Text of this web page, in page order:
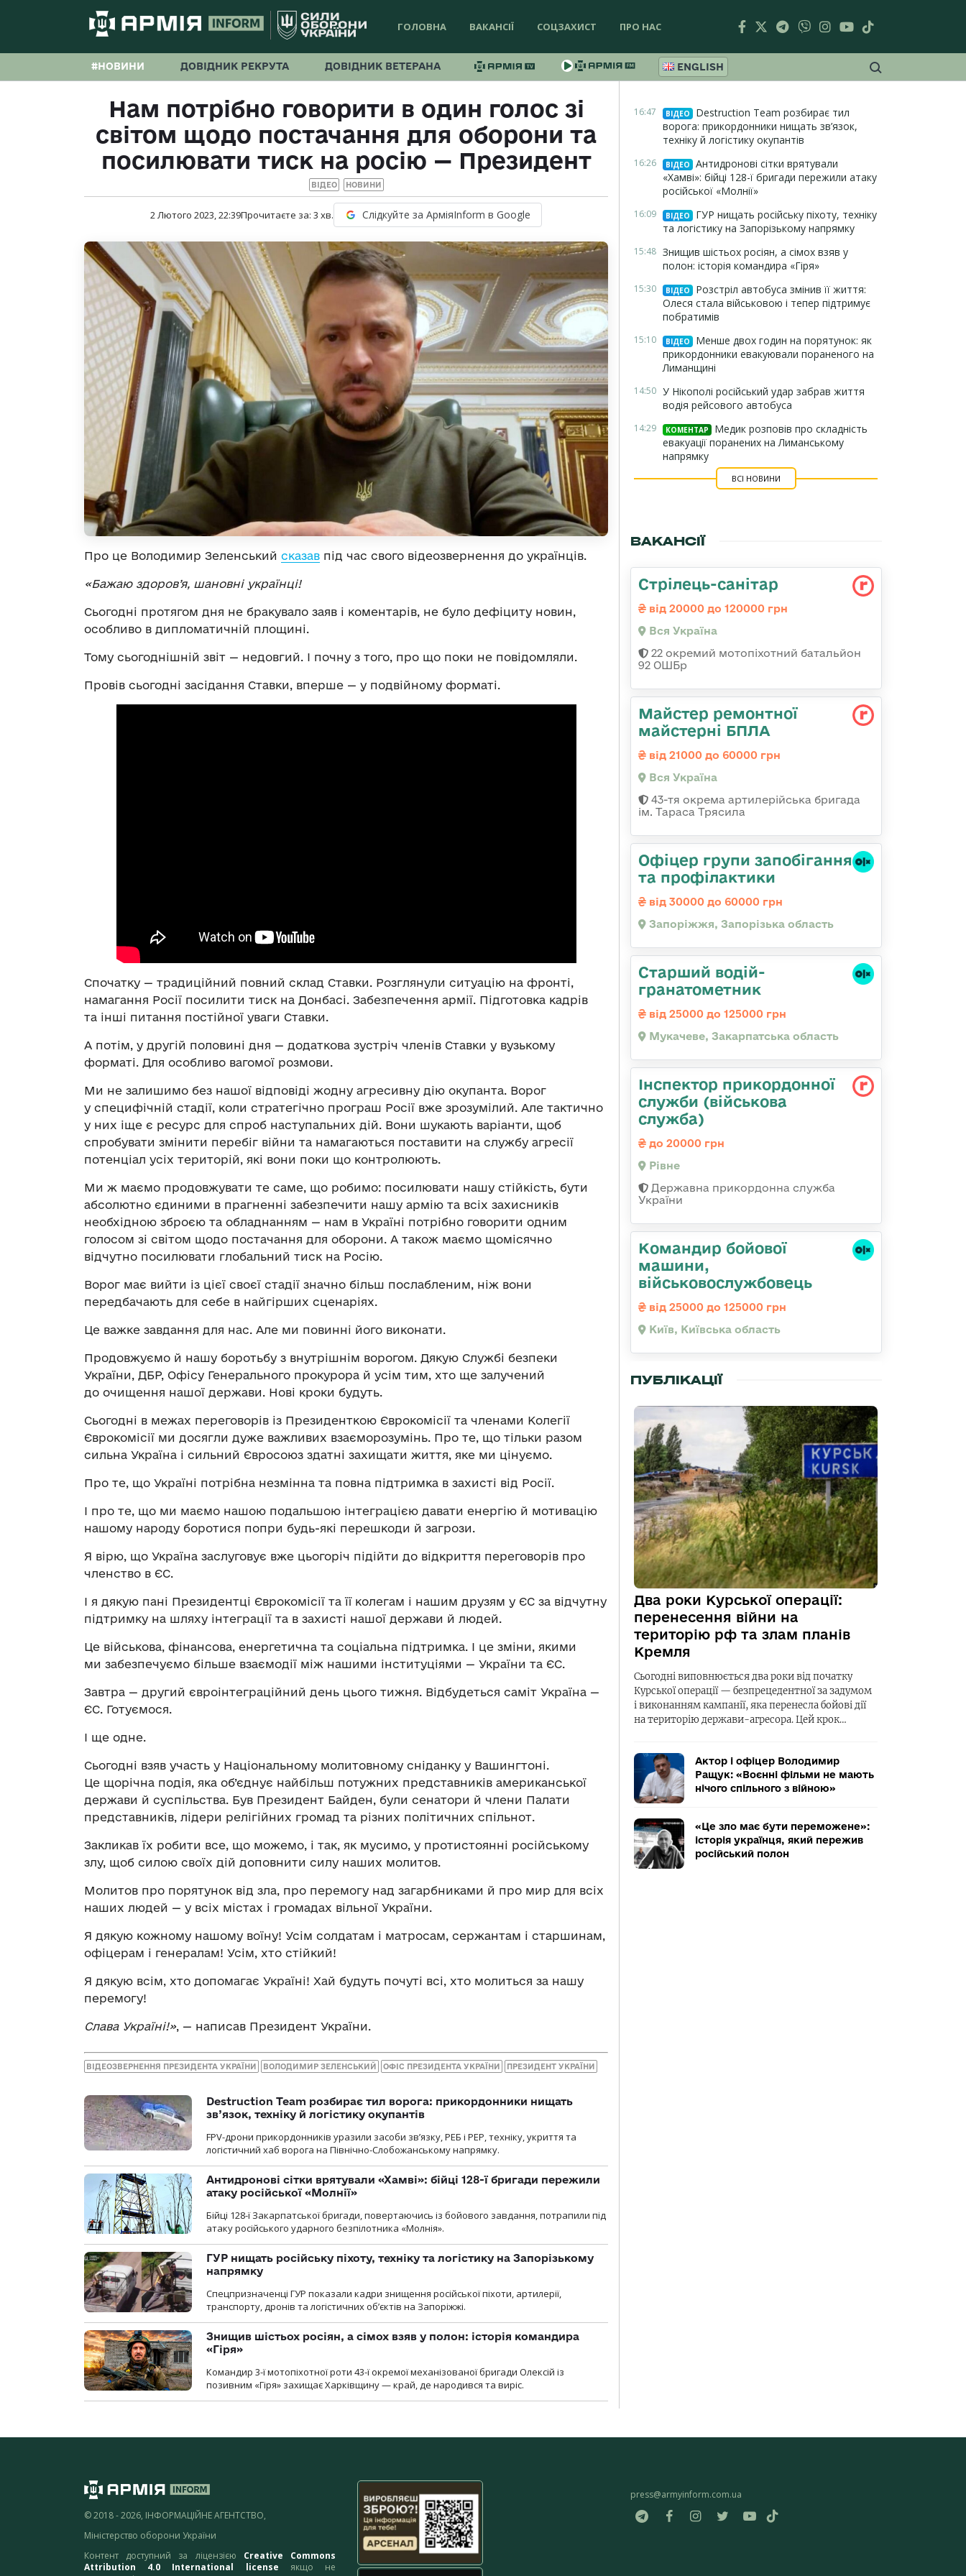
ГОЛОВНА ВАКАНСІЇ СОЦЗАХИСТ ПРО НАС
#НОВИНИ ДОВІДНИК РЕКРУТА ДОВІДНИК ВЕТЕРАНА ENGLISH
Нам потрібно говорити в один голос зі
світом щодо постачання для оборони та
посилювати тиск на росію — Президент
ВІДЕО НОВИНИ
2 Лютого 2023, 22:39Прочитаєте за: 3 хв. Слідкуйте за АрміяInform в Google
Про це Володимир Зеленський сказав під час свого відеозвернення до українців.
«Бажаю здоров’я, шановні українці!
Сьогодні протягом дня не бракувало заяв і коментарів, не було дефіциту новин,
особливо в дипломатичній площині.
Тому сьогоднішній звіт — недовгий. І почну з того, про що поки не повідомляли.
Провів сьогодні засідання Ставки, вперше — у подвійному форматі.
Спочатку — традиційний повний склад Ставки. Розглянули ситуацію на фронті,
намагання Росії посилити тиск на Донбасі. Забезпечення армії. Підготовка кадрів
та інші питання постійної уваги Ставки.
А потім, у другій половині дня — додаткова зустріч членів Ставки у вузькому
форматі. Для особливо вагомої розмови.
Ми не залишимо без нашої відповіді жодну агресивну дію окупанта. Ворог
у специфічній стадії, коли стратегічно програш Росії вже зрозумілий. Але тактично
у них іще є ресурс для спроб наступальних дій. Вони шукають варіанти, щоб
спробувати змінити перебіг війни та намагаються поставити на службу агресії
потенціал усіх територій, які вони поки що контролюють.
Ми ж маємо продовжувати те саме, що робимо: посилювати нашу стійкість, бути
абсолютно єдиними в прагненні забезпечити нашу армію та всіх захисників
необхідною зброєю та обладнанням — нам в Україні потрібно говорити одним
голосом зі світом щодо постачання для оборони. А також маємо щомісячно
відчутно посилювати глобальний тиск на Росію.
Ворог має вийти із цієї своєї стадії значно більш послабленим, ніж вони
передбачають для себе в найгірших сценаріях.
Це важке завдання для нас. Але ми повинні його виконати.
Продовжуємо й нашу боротьбу з внутрішнім ворогом. Дякую Службі безпеки
України, ДБР, Офісу Генерального прокурора й усім тим, хто ще залучений
до очищення нашої держави. Нові кроки будуть.
Сьогодні в межах переговорів із Президенткою Єврокомісії та членами Колегії
Єврокомісії ми досягли дуже важливих взаєморозумінь. Про те, що тільки разом
сильна Україна і сильний Євросоюз здатні захищати життя, яке ми цінуємо.
Про те, що Україні потрібна незмінна та повна підтримка в захисті від Росії.
І про те, що ми маємо нашою подальшою інтеграцією давати енергію й мотивацію
нашому народу боротися попри будь-які перешкоди й загрози.
Я вірю, що Україна заслуговує вже цьогоріч підійти до відкриття переговорів про
членство в ЄС.
І я дякую пані Президентці Єврокомісії та її колегам і нашим друзям у ЄС за відчутну
підтримку на шляху інтеграції та в захисті нашої держави й людей.
Це військова, фінансова, енергетична та соціальна підтримка. І це зміни, якими
ми забезпечуємо більше взаємодії між нашими інституціями — України та ЄС.
Завтра — другий євроінтеграційний день цього тижня. Відбудеться саміт Україна —
ЄС. Готуємося.
І ще одне.
Сьогодні взяв участь у Національному молитовному сніданку у Вашингтоні.
Це щорічна подія, яка об’єднує найбільш потужних представників американської
держави й суспільства. Був Президент Байден, були сенатори й члени Палати
представників, лідери релігійних громад та різних політичних спільнот.
Закликав їх робити все, що можемо, і так, як мусимо, у протистоянні російському
злу, щоб силою своїх дій доповнити силу наших молитов.
Молитов про порятунок від зла, про перемогу над загарбниками й про мир для всіх
наших людей — у всіх містах і громадах вільної України.
Я дякую кожному нашому воїну! Усім солдатам і матросам, сержантам і старшинам,
офіцерам і генералам! Усім, хто стійкий!
Я дякую всім, хто допомагає Україні! Хай будуть почуті всі, хто молиться за нашу
перемогу!
Слава Україні!», — написав Президент України.
ВІДЕОЗВЕРНЕННЯ ПРЕЗИДЕНТА УКРАЇНИ ВОЛОДИМИР ЗЕЛЕНСЬКИЙ ОФІС ПРЕЗИДЕНТА УКРАЇНИ ПРЕЗИДЕНТ УКРАЇНИ
Destruction Team розбирає тил ворога: прикордонники нищать
зв’язок, техніку й логістику окупантів
FPV-дрони прикордонників уразили засоби зв’язку, РЕБ і РЕР, техніку, укриття та
логістичний хаб ворога на Північно-Слобожанському напрямку.
Антидронові сітки врятували «Хамві»: бійці 128-ї бригади пережили
атаку російської «Молнії»
Бійці 128-ї Закарпатської бригади, повертаючись із бойового завдання, потрапили під
атаку російського ударного безпілотника «Молнія».
ГУР нищать російську піхоту, техніку та логістику на Запорізькому
напрямку
Спецпризначенці ГУР показали кадри знищення російської піхоти, артилерії,
транспорту, дронів та логістичних об’єктів на Запоріжжі.
Знищив шістьох росіян, а сімох взяв у полон: історія командира
«Гіря»
Командир 3-ї мотопіхотної роти 43-ї окремої механізованої бригади Олексій із
позивним «Гіря» захищає Харківщину — край, де народився та виріс.
16:47 ВІДЕО
Destruction Team розбирає тил
ворога: прикордонники нищать зв’язок,
техніку й логістику окупантів
16:26 ВІДЕО
Антидронові сітки врятували
«Хамві»: бійці 128-ї бригади пережили атаку
російської «Молнії»
16:09 ВІДЕО
ГУР нищать російську піхоту, техніку
та логістику на Запорізькому напрямку
15:48 Знищив шістьох росіян, а сімох взяв у
полон: історія командира «Гіря»
15:30 ВІДЕО
Розстріл автобуса змінив її життя:
Олеся стала військовою і тепер підтримує
побратимів
15:10 ВІДЕО
Менше двох годин на порятунок: як
прикордонники евакуювали пораненого на
Лиманщині
14:50 У Нікополі російський удар забрав життя
водія рейсового автобуса
14:29 КОМЕНТАР
Медик розповів про складність
евакуації поранених на Лиманському
напрямку
ВСІ НОВИНИ
ВАКАНСІЇ
Стрілець-санітар
від 20000 до 120000 грн
Вся Україна
22 окремий мотопіхотний батальйон
92 ОШБр
Майстер ремонтної
майстерні БПЛА
від 21000 до 60000 грн
Вся Україна
43-тя окрема артилерійська бригада
ім. Тараса Трясила
Офіцер групи запобігання
та профілактики
від 30000 до 60000 грн
Запоріжжя, Запорізька область
Старший водій-
гранатометник
від 25000 до 125000 грн
Мукачеве, Закарпатська область
Інспектор прикордонної
служби (військова
служба)
до 20000 грн
Рівне
Державна прикордонна служба
України
Командиp бойової
машини,
військовослужбовець
від 25000 до 125000 грн
Київ, Київська область
ПУБЛІКАЦІЇ
Два роки Курської операції:
перенесення війни на
територію рф та злам планів
Кремля
Сьогодні виповнюється два роки від початку
Курської операції — безпрецедентної за задумом
і виконанням кампанії, яка перенесла бойові дії
на територію держави-агресора. Цей крок…
Актор і офіцер Володимир
Ращук: «Воєнні фільми не мають
нічого спільного з війною»
«Це зло має бути переможене»:
історія українця, який пережив
російський полон
© 2018 - 2026, ІНФОРМАЦІЙНЕ АГЕНТСТВО,
Міністерство оборони України
Контент доступний за ліцензією Creative Commons
Attribution 4.0 International license якщо не
press@armyinform.com.ua